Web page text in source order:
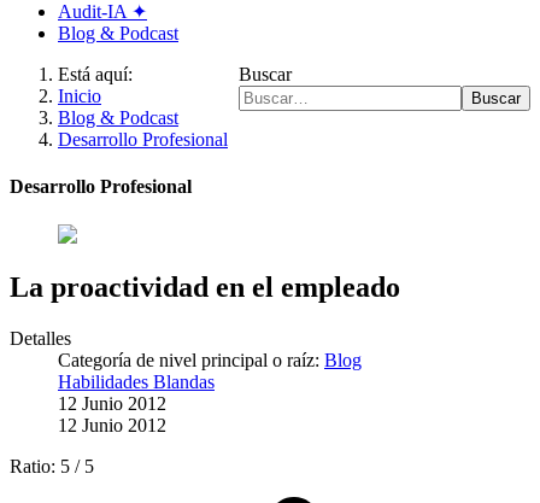
Audit-IA ✦
Blog & Podcast
Buscar
Buscar
Está aquí:
Inicio
Blog & Podcast
Desarrollo Profesional
Desarrollo Profesional
La proactividad en el empleado
Detalles
Categoría de nivel principal o raíz: Blog
Habilidades Blandas
12 Junio 2012
12 Junio 2012
Ratio: 5 / 5